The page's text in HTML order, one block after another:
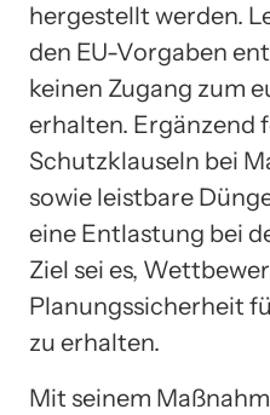
hergestellt werden.
den EU-Vorgaben
keinen Zugang zum
erhalten. Ergänzend
Schutzklauseln bei
sowie leistbare
eine Entlastung bei
Ziel sei es,
Planungssicherheit
zu erhalten.
Mit seinem